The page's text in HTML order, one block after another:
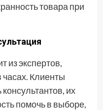
товара при
из экспертов,
Клиенты
их
помочь в выборе,